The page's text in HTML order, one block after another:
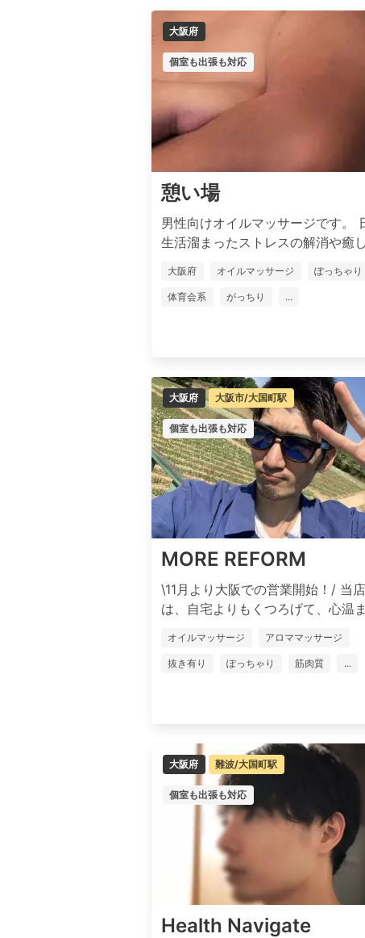
大阪府
個室も出張も対応
憩い場
男性向けオイルマッサージです。
生活溜まったストレスの解消や癒
大阪府 オイルマッサージ ぽっちゃり
体育会系 がっちり ...
大阪府 大阪市/大国町駅
個室も出張も対応
MORE REFORM
\11月より大阪での営業開始！/ 当
は、自宅よりもくつろげて、心温
オイルマッサージ アロママッサージ
抜き有り ぽっちゃり 筋肉質 ...
大阪府 難波/大国町駅
個室も出張も対応
Health Navigate